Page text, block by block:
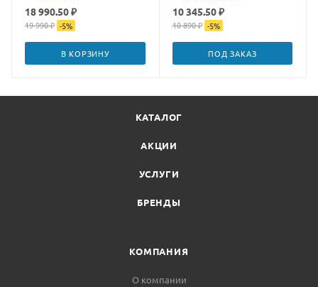
18 990.50 ₽
19 990 ₽ -5%
В КОРЗИНУ
10 345.50 ₽
10 890 ₽ -5%
ПОД ЗАКАЗ
КАТАЛОГ
АКЦИИ
УСЛУГИ
БРЕНДЫ
КОМПАНИЯ
О компании